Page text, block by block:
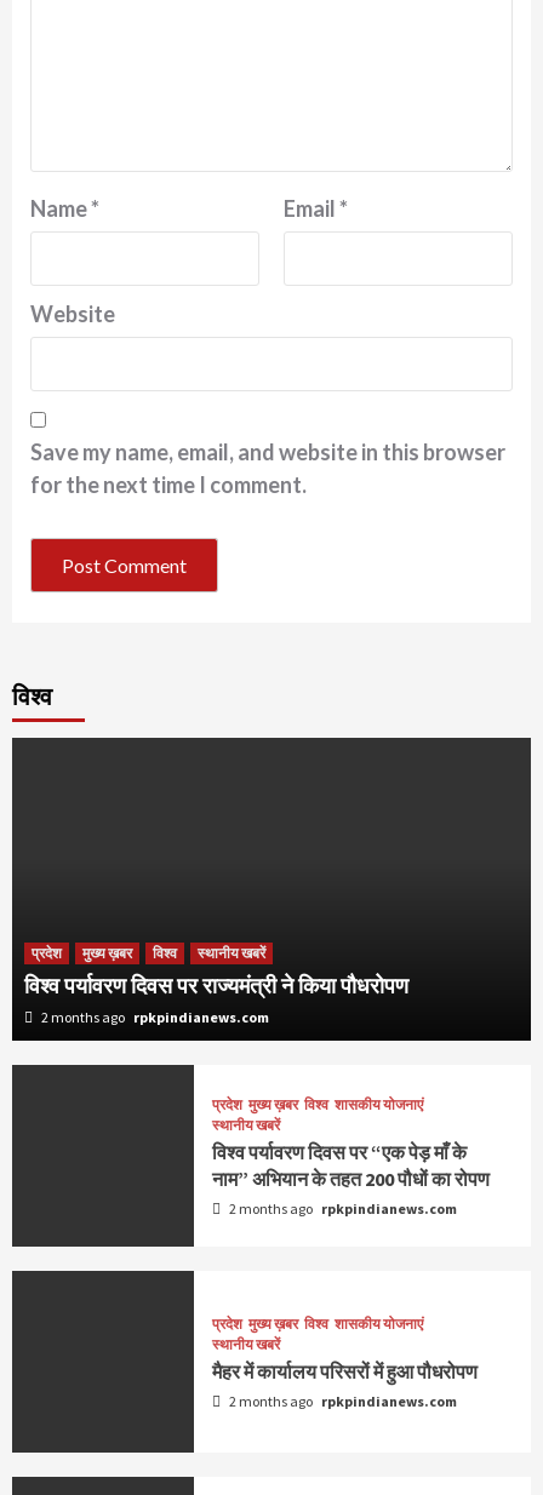
Name* Email*
Website
Save my name, email, and website in this browser
for the next time I comment.
विश्व
प्रदेश मुख्य ख़बर विश्व स्थानीय खबरें
विश्व पर्यावरण दिवस पर राज्यमंत्री ने किया पौधरोपण
2 months ago rpkpindianews.com
प्रदेश मुख्य ख़बर विश्व शासकीय योजनाएं
स्थानीय खबरें
विश्व पर्यावरण दिवस पर “एक पेड़ माँ के
नाम” अभियान के तहत 200 पौधों का रोपण
2 months ago rpkpindianews.com
प्रदेश मुख्य ख़बर विश्व शासकीय योजनाएं
स्थानीय खबरें
मैहर में कार्यालय परिसरों में हुआ पौधरोपण
2 months ago rpkpindianews.com